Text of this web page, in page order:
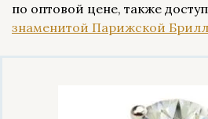
по оптовой цене, также
знаменитой Парижской